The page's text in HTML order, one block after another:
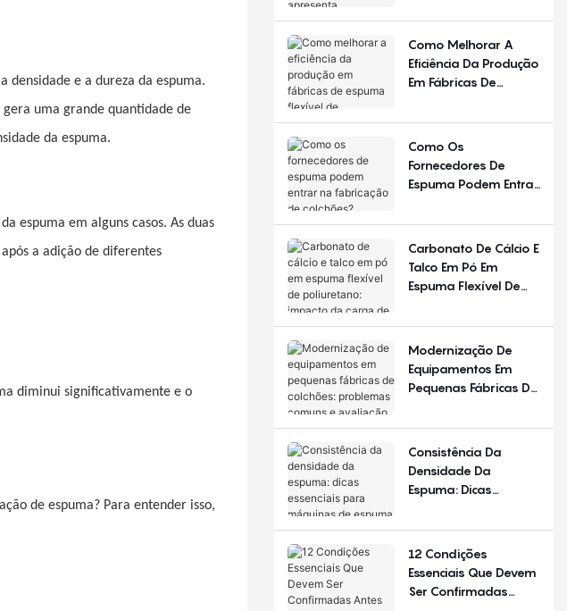
densidade e a dureza da espuma.
uma grande quantidade de
da espuma.
espuma em alguns casos. As duas
a adição de diferentes
diminui significativamente e o
de espuma? Para entender isso,
Apresenta
Diferente Em
Diferentes Estações
Como Melhorar A
Eficiência Da Produção
Em Fábricas De
Poliuretano?
Como Os
Fornecedores De
Espuma Podem Entrar
Colchões?
Carbonato De Cálcio E
Talco Em Pó Em
Espuma Flexível De
Da Carga De
Modernização De
Equipamentos Em
Pequenas Fábricas De
Comuns E Avaliação
De Configuração.
Consistência Da
Densidade Da
Espuma: Dicas
Máquinas De Espuma
De Poliuretano
12 Condições
Essenciais Que Devem
Ser Confirmadas